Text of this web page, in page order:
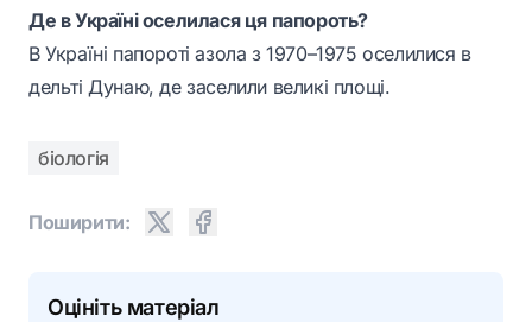
Де в Україні оселилася ця папороть?
В Україні папороті азола з 1970–1975 оселилися в
дельті Дунаю, де заселили великі площі.
біологія
Поширити:
Оцініть матеріал